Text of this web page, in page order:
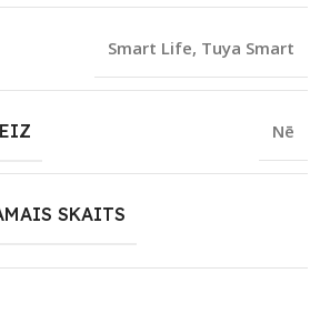
Smart Life, Tuya Smart
Nē
SKAITS